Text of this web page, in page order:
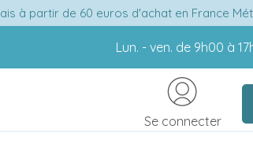
à partir de 60 euros d'achat en France
Lun. - ven. de 9h00 à
Se connecter